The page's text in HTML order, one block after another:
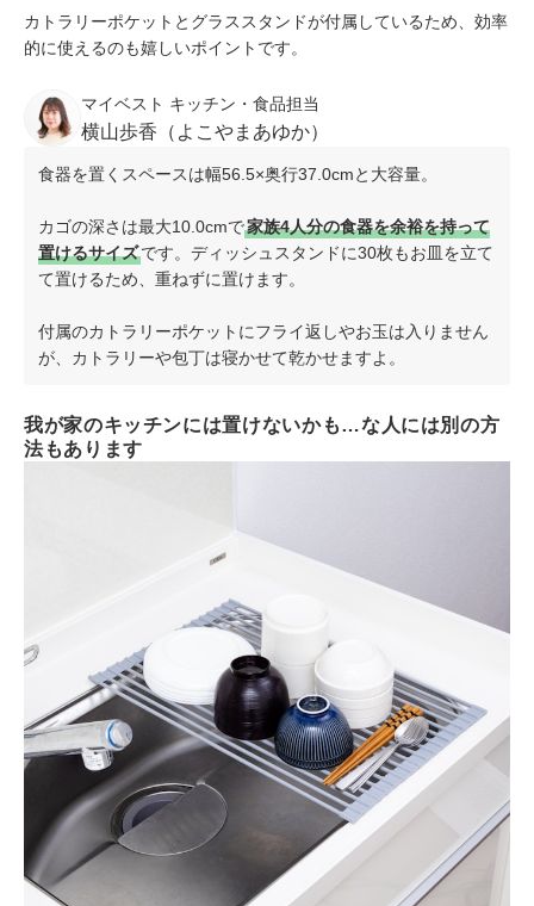
カトラリーポケットとグラススタンドが付属しているため、効率
的に使えるのも嬉しいポイントです。
マイベスト キッチン・食品担当
横山歩香（よこやまあゆか）
食器を置くスペースは幅56.5×奥行37.0cmと大容量。
カゴの深さは最大10.0cmで家族4人分の食器を余裕を持って
置けるサイズです。ディッシュスタンドに30枚もお皿を立て
て置けるため、重ねずに置けます。
付属のカトラリーポケットにフライ返しやお玉は入りません
が、カトラリーや包丁は寝かせて乾かせますよ。
我が家のキッチンには置けないかも…な人には別の方
法もあります